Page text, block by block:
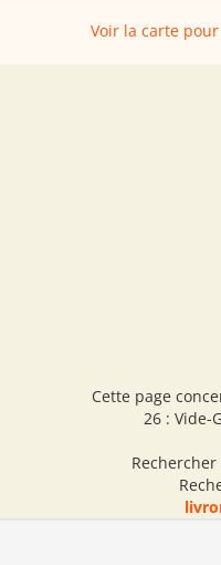
Voir la carte
Cette page
26 : Vide-